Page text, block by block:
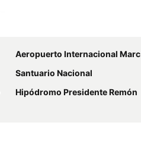
Aeropuerto Internacional Marcos A Gelabert o Albrook
Santuario Nacional
Hipódromo Presidente Remón